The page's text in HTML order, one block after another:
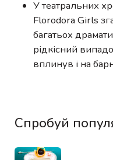
У театральних
Florodora Girls
багатьох
рідкісний
вплинув і на
Спробуй